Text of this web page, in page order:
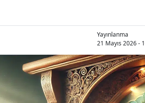
Yayınlanma
21 Mayıs 2026 -